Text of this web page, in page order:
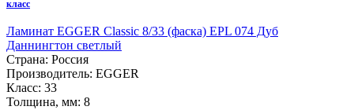
класс
Ламинат EGGER Classic 8/33 (фаска) EPL 074 Дуб
Даннингтон светлый
Страна: Россия
Производитель: EGGER
Класс: 33
Толщина, мм: 8